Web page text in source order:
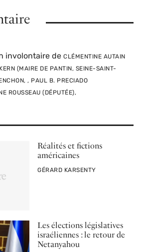
involontaire de CLÉMENTINE AUTAIN
(MAIRE DE PANTIN, SEINE-SAINT-
, PAUL B. PRECIADO
ROUSSEAU (DÉPUTÉE),
Réalités et fictions
américaines
PAR
GÉRARD KARSENTY
Les élections législatives
israéliennes : le retour de
Netanyahou